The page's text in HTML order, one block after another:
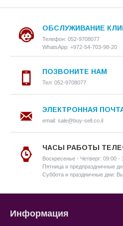
ОБСЛУЖИВАНИЕ
Телефон: 052-9708077
WhatsApp: +972-54-703-98-20
ПОЗВОНИТЕ НАМ
Тел: 052-9708077
ЭЛЕКТРОННАЯ
email: sale@buy-sell.co.il
ЧАСЫ РАБОТЫ
Воскресенье - Четверг: 09:00 -
Пятница и предпраздничные
Суббота и праздничные дни:
Информация